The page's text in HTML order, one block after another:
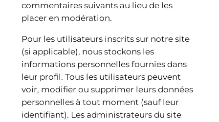
commentaires suivants au lieu de les
placer en modération.
Pour les utilisateurs inscrits sur notre site
(si applicable), nous stockons les
informations personnelles fournies dans
leur profil. Tous les utilisateurs peuvent
voir, modifier ou supprimer leurs données
personnelles à tout moment (sauf leur
identifiant). Les administrateurs du site